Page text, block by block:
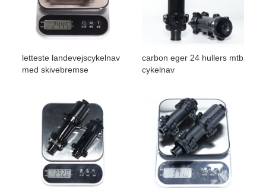
letteste landevejscykelnav
med skivebremse
carbon eger 24 hullers mtb
cykelnav